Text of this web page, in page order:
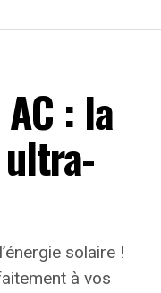
: la
solaire !
à vos